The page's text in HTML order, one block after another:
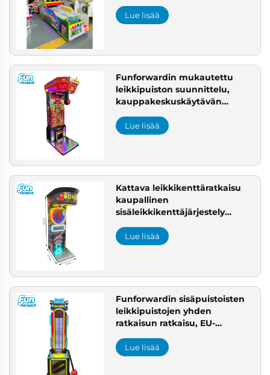
aikuisten arcaderatkaisuun
Lue lisää
Funforwardin mukautettu
leikkipuiston suunnittelu,
kauppakeskuskäytävän
yhden pysähdyksen
leikkipuistoratkaisu
Lue lisää
Kattava leikkikenttäratkaisu
kaupallinen
sisäleikkikenttäjärjestely
tarjoaja Boxauskone
Lue lisää
Funforwardin sisäpuistoisten
leikkipuistojen yhden
ratkaisun ratkaisu, EU-
sisäleikkipuisto
Lue lisää